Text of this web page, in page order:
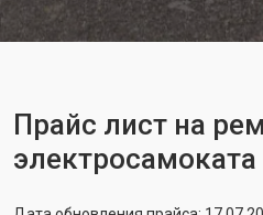
Прайс лист на